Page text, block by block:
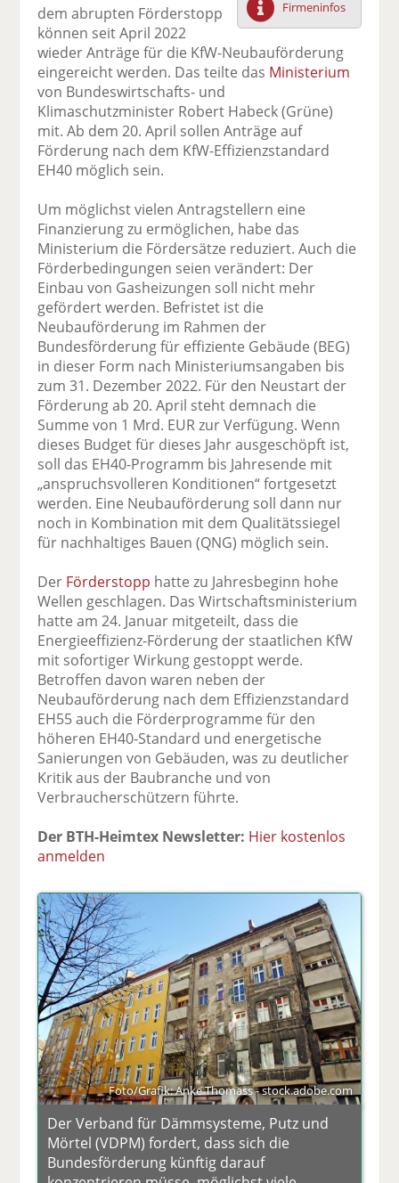
F
ac
e
b
o
k
te
n
tt
er
n
Li
n
k
e
n
il
E
m
ai
l
er
n
ck
e
n
Firmeninfos
dem abrupten Förderstopp
können seit April 2022
wieder Anträge für die KfW-Neubauförderung
eingereicht werden. Das teilte das Ministerium
von Bundeswirtschafts- und
Klimaschutzminister Robert Habeck (Grüne)
mit. Ab dem 20. April sollen Anträge auf
Förderung nach dem KfW-Effizienzstandard
EH40 möglich sein.
Um möglichst vielen Antragstellern eine
Finanzierung zu ermöglichen, habe das
Ministerium die Fördersätze reduziert. Auch die
Förderbedingungen seien verändert: Der
Einbau von Gasheizungen soll nicht mehr
gefördert werden. Befristet ist die
Neubauförderung im Rahmen der
Bundesförderung für effiziente Gebäude (BEG)
in dieser Form nach Ministeriumsangaben bis
zum 31. Dezember 2022. Für den Neustart der
Förderung ab 20. April steht demnach die
Summe von 1 Mrd. EUR zur Verfügung. Wenn
dieses Budget für dieses Jahr ausgeschöpft ist,
soll das EH40-Programm bis Jahresende mit
„anspruchsvolleren Konditionen“ fortgesetzt
werden. Eine Neubauförderung soll dann nur
noch in Kombination mit dem Qualitätssiegel
für nachhaltiges Bauen (QNG) möglich sein.
Der Förderstopp hatte zu Jahresbeginn hohe
Wellen geschlagen. Das Wirtschaftsministerium
hatte am 24. Januar mitgeteilt, dass die
Energieeffizienz-Förderung der staatlichen KfW
mit sofortiger Wirkung gestoppt werde.
Betroffen davon waren neben der
Neubauförderung nach dem Effizienzstandard
EH55 auch die Förderprogramme für den
höheren EH40-Standard und energetische
Sanierungen von Gebäuden, was zu deutlicher
Kritik aus der Baubranche und von
Verbraucherschützern führte.
Der BTH-Heimtex Newsletter: Hier kostenlos
anmelden
Foto/Grafik: Anke Thomass - stock.adobe.com
Der Verband für Dämmsysteme, Putz und
Mörtel (VDPM) fordert, dass sich die
Bundesförderung künftig darauf